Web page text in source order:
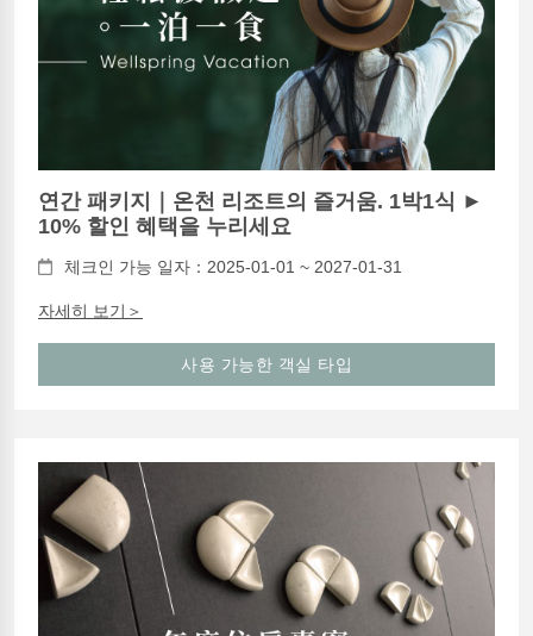
연간 패키지｜온천 리조트의 즐거움. 1박1식 ►
10% 할인 혜택을 누리세요
체크인 가능 일자：2025-01-01 ~ 2027-01-31
자세히 보기＞
사용 가능한 객실 타입